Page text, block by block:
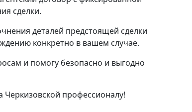
сделки.
деталей предстоящей сделки
конкретно в вашем случае.
и помогу безопасно и выгодно
профессионалу!